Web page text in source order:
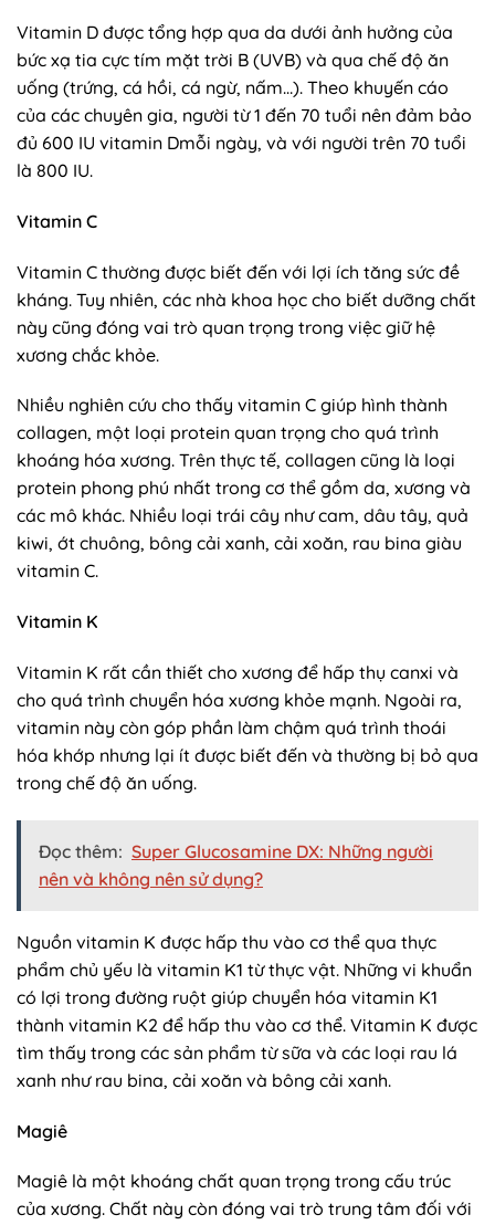
Vitamin D được tổng hợp qua da dưới ảnh hưởng của
bức xạ tia cực tím mặt trời B (UVB) và qua chế độ ăn
uống (trứng, cá hồi, cá ngừ, nấm…). Theo khuyến cáo
của các chuyên gia, người từ 1 đến 70 tuổi nên đảm bảo
đủ 600 IU vitamin Dmỗi ngày, và với người trên 70 tuổi
là 800 IU.
Vitamin C
Vitamin C thường được biết đến với lợi ích tăng sức đề
kháng. Tuy nhiên, các nhà khoa học cho biết dưỡng chất
này cũng đóng vai trò quan trọng trong việc giữ hệ
xương chắc khỏe.
Nhiều nghiên cứu cho thấy vitamin C giúp hình thành
collagen, một loại protein quan trọng cho quá trình
khoáng hóa xương. Trên thực tế, collagen cũng là loại
protein phong phú nhất trong cơ thể gồm da, xương và
các mô khác. Nhiều loại trái cây như cam, dâu tây, quả
kiwi, ớt chuông, bông cải xanh, cải xoăn, rau bina giàu
vitamin C.
Vitamin K
Vitamin K rất cần thiết cho xương để hấp thụ canxi và
cho quá trình chuyển hóa xương khỏe mạnh. Ngoài ra,
vitamin này còn góp phần làm chậm quá trình thoái
hóa khớp nhưng lại ít được biết đến và thường bị bỏ qua
trong chế độ ăn uống.
Đọc thêm: Super Glucosamine DX: Những người
nên và không nên sử dụng?
Nguồn vitamin K được hấp thu vào cơ thể qua thực
phẩm chủ yếu là vitamin K1 từ thực vật. Những vi khuẩn
có lợi trong đường ruột giúp chuyển hóa vitamin K1
thành vitamin K2 để hấp thu vào cơ thể. Vitamin K được
tìm thấy trong các sản phẩm từ sữa và các loại rau lá
xanh như rau bina, cải xoăn và bông cải xanh.
Magiê
Magiê là một khoáng chất quan trọng trong cấu trúc
của xương. Chất này còn đóng vai trò trung tâm đối với